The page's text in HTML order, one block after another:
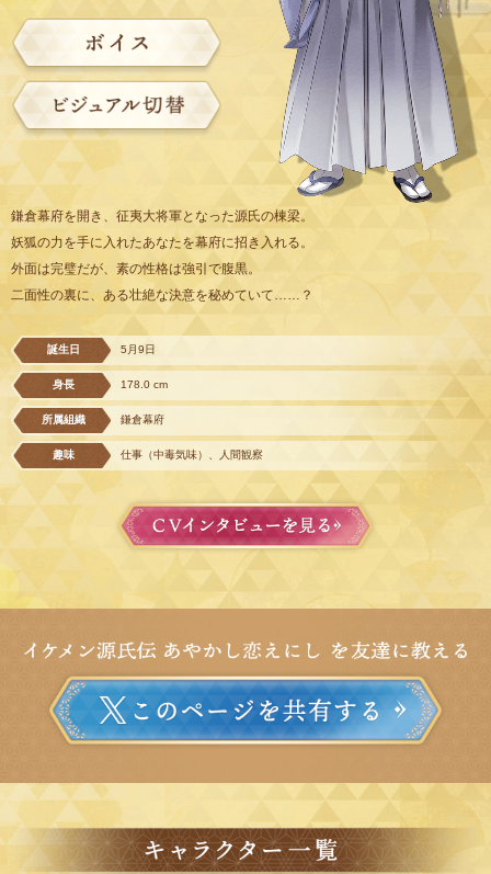
鎌倉幕府を開き、征夷大将軍となった源氏の棟梁。
妖狐の力を手に入れたあなたを幕府に招き入れる。
外面は完璧だが、素の性格は強引で腹黒。
二面性の裏に、ある壮絶な決意を秘めていて……？
誕生日 5月9日
身長 178.0 cm
所属組織 鎌倉幕府
趣味 仕事（中毒気味）、人間観察